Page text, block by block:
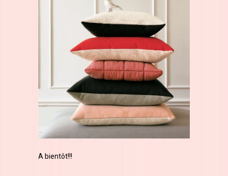
A bientôt!!!